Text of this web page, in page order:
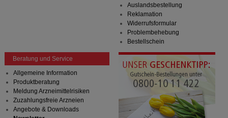
Auslandsbestellung
Reklamation
Widerrufsformular
Problembehebung
Bestellschein
Beratung und Service
Allgemeine Information
Produktberatung
Meldung Arzneimittelrisiken
Zuzahlungsfreie Arzneien
Angebote & Downloads